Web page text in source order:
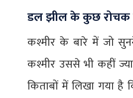
डल झील के कुछ रोचक
कश्मीर के बारे में जो
कश्मीर उससे भी कहीं
किताबों में लिखा गया है